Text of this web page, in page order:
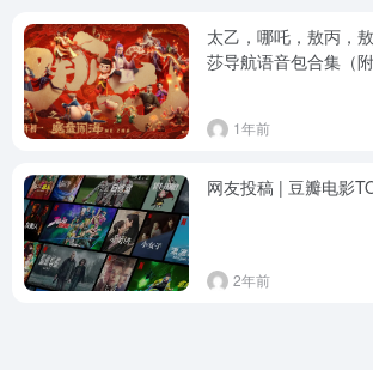
太乙，哪吒，敖丙，
莎导航语音包合集（附
1年前
网友投稿 | 豆瓣电影
2年前